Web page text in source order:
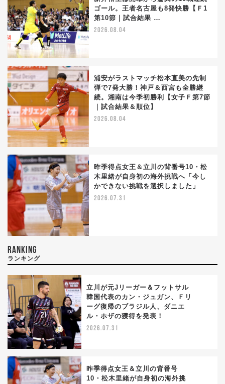
ゴール。王者名古屋も8発快勝【Ｆ1
第10節｜試合結果 …
2026.08.04
浦安がラストマッチ松本直美の先制
弾で7発大勝！神戸＆西宮も全勝継
続。湘南は今季初勝利【女子Ｆ第7節
｜試合結果＆順位】
2026.08.04
昨季得点女王＆立川の背番号10・松
木里緒が自身初の海外挑戦へ「今し
かできない挑戦を選択しました」
2026.07.31
RANKING
ランキング
立川が元Jリーガー＆フットサル
韓国代表のカン・ジュガン、Ｆリ
ーグ復帰のブラジル人、ダニエ
ル・ホザの獲得を発表！
2026.07.31
昨季得点女王＆立川の背番号
10・松木里緒が自身初の海外挑